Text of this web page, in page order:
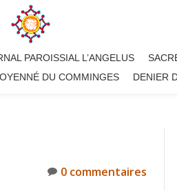
PAROISSIAL L’ANGELUS
DU COMMINGES DENIER
0 commentaires